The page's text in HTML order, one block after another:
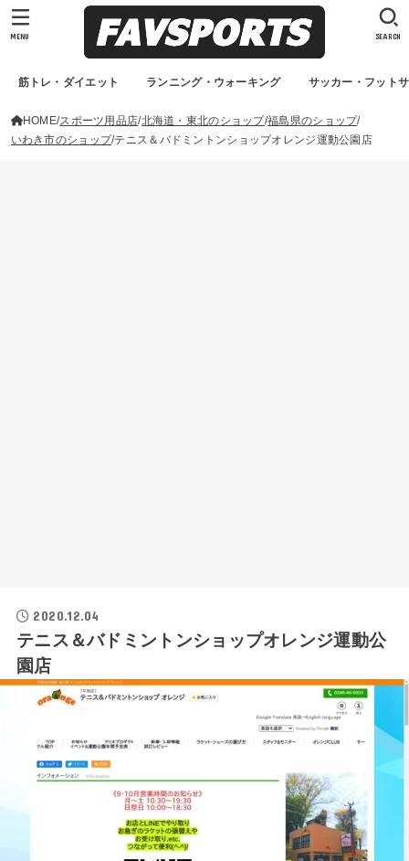
筋トレ・ダイエット ランニング・ウォーキング サッカー・フット
SEARCH
MENU
HOME スポーツ用品店 北海道・東北のショップ 福島県のショップ
いわき市のショップ テニス＆バドミントンショップオレンジ運動公園店
2020.12.04
テニス＆バドミントンショップオレンジ運動公
園店